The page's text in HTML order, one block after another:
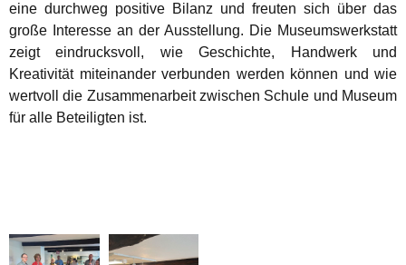
eine durchweg positive Bilanz und freuten sich über das
große Interesse an der Ausstellung. Die Museumswerkstatt
zeigt eindrucksvoll, wie Geschichte, Handwerk und
Kreativität miteinander verbunden werden können und wie
wertvoll die Zusammenarbeit zwischen Schule und Museum
für alle Beteiligten ist.